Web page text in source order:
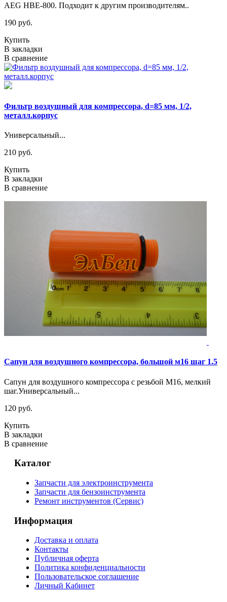
AEG HBE-800. Подходит к другим производителям..
190 руб.
Купить
В закладки
В сравнение
Фильтр воздушный для компрессора, d=85 мм, 1/2,
металл.корпус
Универсальный...
210 руб.
Купить
В закладки
В сравнение
Сапун для воздушного компрессора, большой м16 шаг 1.5
Сапун для воздушного компрессора с резьбой М16, мелкий
шаг.Универсальный...
120 руб.
Купить
В закладки
В сравнение
Каталог
Запчасти для электроинструмента
Запчасти для бензоинструмента
Ремонт инструментов (Сервис)
Информация
Доставка и оплата
Контакты
Публичная оферта
Политика конфиденциальности
Пользовательское соглашение
Личный Кабинет